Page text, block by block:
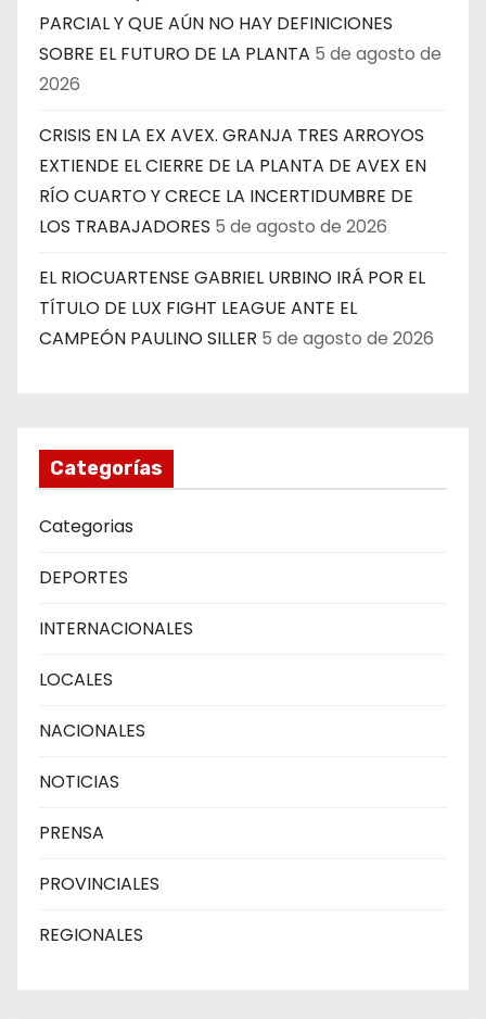
PARCIAL Y QUE AÚN NO HAY DEFINICIONES
SOBRE EL FUTURO DE LA PLANTA 5 de agosto de
2026
CRISIS EN LA EX AVEX. GRANJA TRES ARROYOS
EXTIENDE EL CIERRE DE LA PLANTA DE AVEX EN
RÍO CUARTO Y CRECE LA INCERTIDUMBRE DE
LOS TRABAJADORES 5 de agosto de 2026
EL RIOCUARTENSE GABRIEL URBINO IRÁ POR EL
TÍTULO DE LUX FIGHT LEAGUE ANTE EL
CAMPEÓN PAULINO SILLER 5 de agosto de 2026
Categorías
Categorias
DEPORTES
INTERNACIONALES
LOCALES
NACIONALES
NOTICIAS
PRENSA
PROVINCIALES
REGIONALES